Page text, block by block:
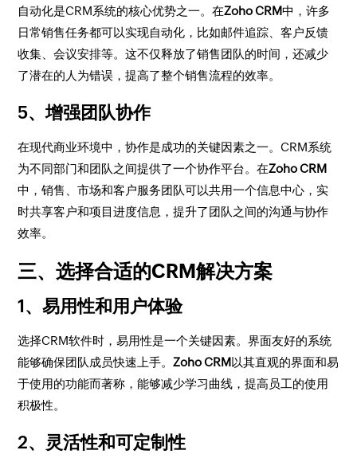
自动化是CRM系统的核心优势之一。在Zoho CRM中，许多
日常销售任务都可以实现自动化，比如邮件追踪、客户反馈
收集、会议安排等。这不仅释放了销售团队的时间，还减少
了潜在的人为错误，提高了整个销售流程的效率。
5、增强团队协作
在现代商业环境中，协作是成功的关键因素之一。CRM系统
为不同部门和团队之间提供了一个协作平台。在Zoho CRM
中，销售、市场和客户服务团队可以共用一个信息中心，实
时共享客户和项目进度信息，提升了团队之间的沟通与协作
效率。
三、选择合适的CRM解决方案
1、易用性和用户体验
选择CRM软件时，易用性是一个关键因素。界面友好的系统
能够确保团队成员快速上手。Zoho CRM以其直观的界面和易
于使用的功能而著称，能够减少学习曲线，提高员工的使用
积极性。
2、灵活性和可定制性